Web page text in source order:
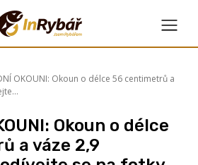
OKOUNI: Okoun o délce 56 centimetrů a
Okoun o délce
a váze 2,9